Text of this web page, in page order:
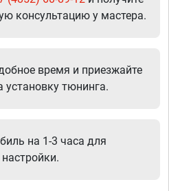
консультацию у мастера.
время и приезжайте
установку тюнинга.
на 1-3 часа для